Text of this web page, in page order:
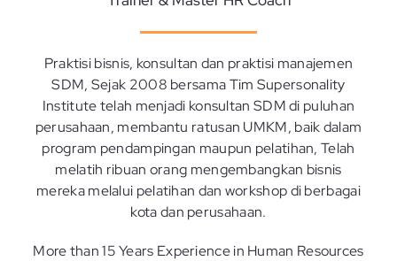
Praktisi bisnis, konsultan dan praktisi manajemen
SDM, Sejak 2008 bersama Tim Supersonality
Institute telah menjadi konsultan SDM di puluhan
perusahaan, membantu ratusan UMKM, baik dalam
program pendampingan maupun pelatihan, Telah
melatih ribuan orang mengembangkan bisnis
mereka melalui pelatihan dan workshop di berbagai
kota dan perusahaan.
More than 15 Years Experience in Human Resources